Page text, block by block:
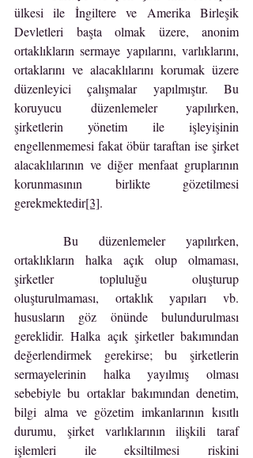
ülkesi ile İngiltere ve Amerika Birleşik
Devletleri başta olmak üzere, anonim
ortaklıkların sermaye yapılarını, varlıklarını,
ortaklarını ve alacaklılarını korumak üzere
düzenleyici çalışmalar yapılmıştır. Bu
koruyucu düzenlemeler yapılırken,
şirketlerin yönetim ile işleyişinin
engellenmemesi fakat öbür taraftan ise şirket
alacaklılarının ve diğer menfaat gruplarının
korunmasının birlikte gözetilmesi
gerekmektedir[3].
ortaklıkların halka açık olup olmaması,
şirketler topluluğu oluşturup
oluşturulmaması, ortaklık yapıları vb.
hususların göz önünde bulundurulması
gereklidir. Halka açık şirketler bakımından
değerlendirmek gerekirse; bu şirketlerin
sermayelerinin halka yayılmış olması
sebebiyle bu ortaklar bakımından denetim,
bilgi alma ve gözetim imkanlarının kısıtlı
durumu, şirket varlıklarının ilişkili taraf
işlemleri ile eksiltilmesi riskini